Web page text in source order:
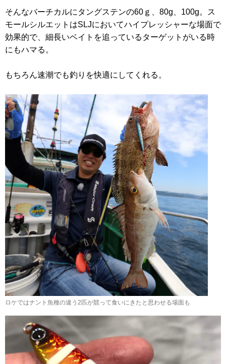
そんなバーチカルにタングステンの60ｇ、80g、100g。ス
モールシルエットはSLJにおいてハイプレッシャーな場面で
効果的で、細長いベイトを追っているターゲットがいる時
にもハマる。
もちろん速潮でも釣りを快適にしてくれる。
ロケではナント魚種の違う2匹が競って食いにきたと思わせる場面も